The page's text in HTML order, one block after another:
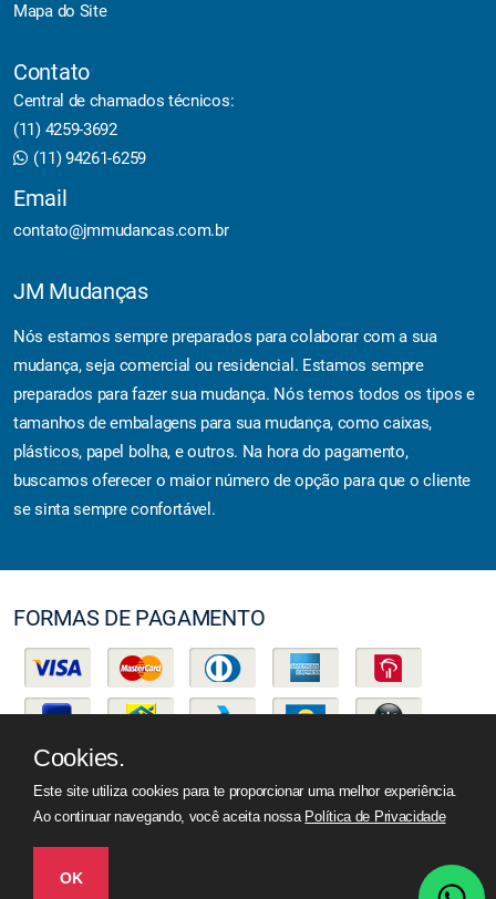
Mapa do Site
Contato
Central de chamados técnicos:
(11) 4259-3692
(11) 94261-6259
Email
contato@jmmudancas.com.br
JM Mudanças
Nós estamos sempre preparados para colaborar com a sua
mudança, seja comercial ou residencial. Estamos sempre
preparados para fazer sua mudança. Nós temos todos os tipos e
tamanhos de embalagens para sua mudança, como caixas,
plásticos, papel bolha, e outros. Na hora do pagamento,
buscamos oferecer o maior número de opção para que o cliente
se sinta sempre confortável.
FORMAS DE PAGAMENTO
Cookies.
Este site utiliza cookies para te proporcionar uma melhor experiência.
Ao continuar navegando, você aceita nossa Política de Privacidade
OK